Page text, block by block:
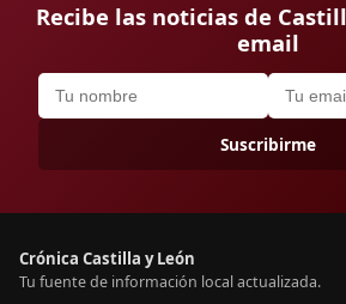
Recibe las noticias de
email
Suscribirme
Crónica Castilla y León
Tu fuente de información local actualizada.